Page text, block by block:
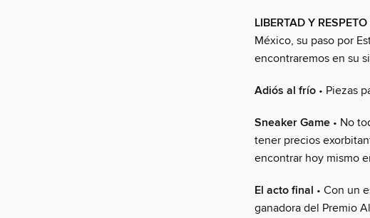
LIBERTAD Y RESPETO
México, su paso por
encontraremos en su
Adiós al frío • Piezas
Sneaker Game • No
tener precios
encontrar hoy mismo
El acto final • Con un
ganadora del Premio